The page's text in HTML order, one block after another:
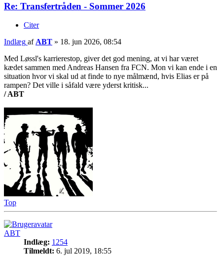
Re: Transfertråden - Sommer 2026
Citer
Indlæg af ABT » 18. jun 2026, 08:54
Med Løssl's karrierestop, giver det god mening, at vi har været
kædet sammen med Andreas Hansen fra FCN. Mon vi kan ende i en
situation hvor vi skal ud at finde to nye målmænd, hvis Elias er på
rampen? Det ville i såfald være yderst kritisk...
/ ABT
Top
ABT
Indlæg: 1254
Tilmeldt: 6. jul 2019, 18:55